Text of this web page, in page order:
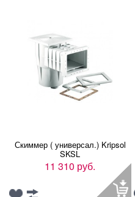
Скиммер ( универсал.) Kripsol
SKSL
11 310 руб.